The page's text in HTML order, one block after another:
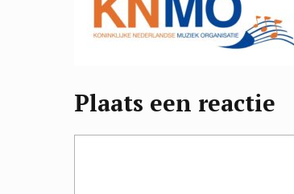
Plaats een reactie